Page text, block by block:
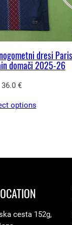
dresi Paris
domači 2025-26
36.0 €
options
OCATION
cesta 152g,